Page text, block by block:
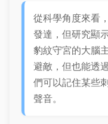
從科學角度來看
發達，但研究顯
豹紋守宮的大腦
避敵，但也能透
們可以記住某些
聲音。